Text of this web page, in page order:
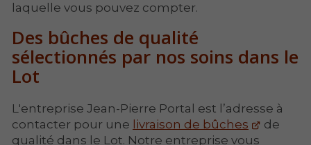
laquelle vous pouvez compter.
Des bûches de qualité
sélectionnés par nos soins dans le
Lot
L'entreprise Jean-Pierre Portal est l’adresse à
contacter pour une livraison de bûches
de
qualité dans le Lot. Notre entreprise vous